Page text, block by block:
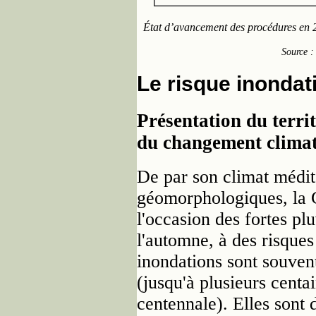
État d’avancement des procédures
Source
Le risque
Présentation du
du changement
De par son climat
géomorphologiques, la
l'occasion des fortes
l'automne, à des
inondations sont
(jusqu'à plusieurs
centennale). Elles sont